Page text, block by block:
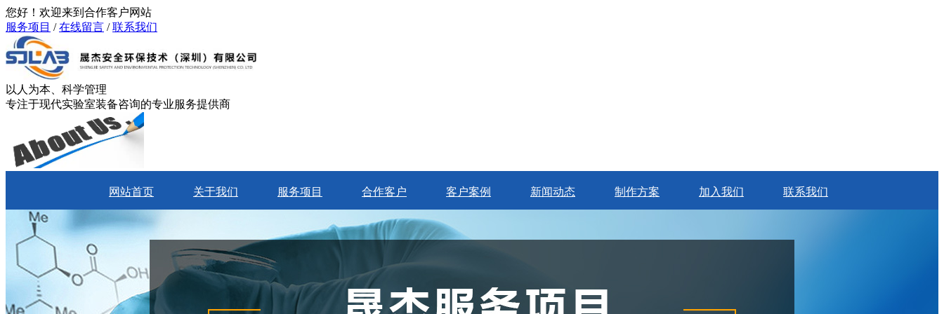
您好！欢迎来到合作客户网站
服务项目 /在线留言 /联系我们
以人为本、科学管理
专注于现代实验室装备咨询的专业服务提供商
网站首页 关于我们 服务项目 合作客户 客户案例 新闻动态 制作方案 加入我们 联系我们